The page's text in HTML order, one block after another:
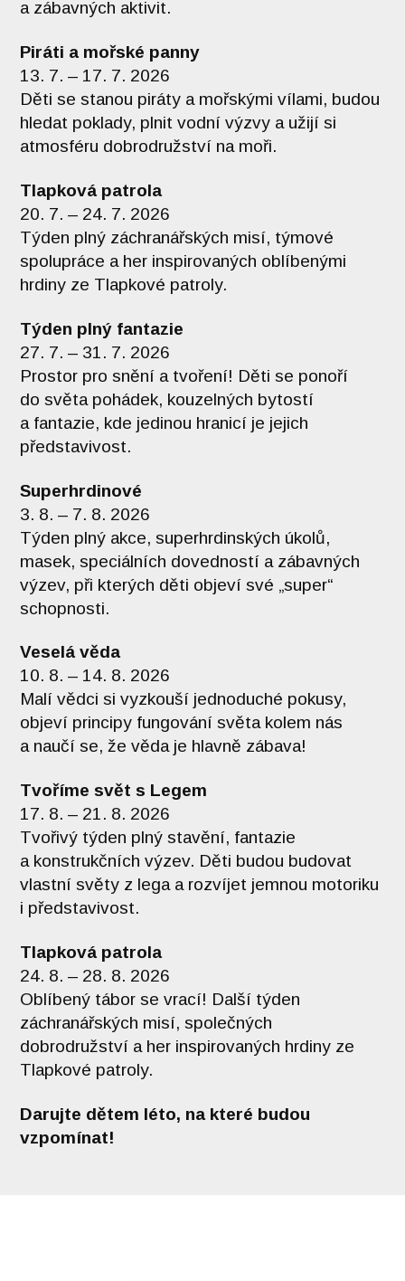
a zábavných aktivit.
Piráti a mořské panny
13. 7. – 17. 7. 2026
Děti se stanou piráty a mořskými vílami, budou
hledat poklady, plnit vodní výzvy a užijí si
atmosféru dobrodružství na moři.
Tlapková patrola
20. 7. – 24. 7. 2026
Týden plný záchranářských misí, týmové
spolupráce a her inspirovaných oblíbenými
hrdiny ze Tlapkové patroly.
Týden plný fantazie
27. 7. – 31. 7. 2026
Prostor pro snění a tvoření! Děti se ponoří
do světa pohádek, kouzelných bytostí
a fantazie, kde jedinou hranicí je jejich
představivost.
Superhrdinové
3. 8. – 7. 8. 2026
Týden plný akce, superhrdinských úkolů,
masek, speciálních dovedností a zábavných
výzev, při kterých děti objeví své „super“
schopnosti.
Veselá věda
10. 8. – 14. 8. 2026
Malí vědci si vyzkouší jednoduché pokusy,
objeví principy fungování světa kolem nás
a naučí se, že věda je hlavně zábava!
Tvoříme svět s Legem
17. 8. – 21. 8. 2026
Tvořivý týden plný stavění, fantazie
a konstrukčních výzev. Děti budou budovat
vlastní světy z lega a rozvíjet jemnou motoriku
i představivost.
Tlapková patrola
24. 8. – 28. 8. 2026
Oblíbený tábor se vrací! Další týden
záchranářských misí, společných
dobrodružství a her inspirovaných hrdiny ze
Tlapkové patroly.
Darujte dětem léto, na které budou
vzpomínat!